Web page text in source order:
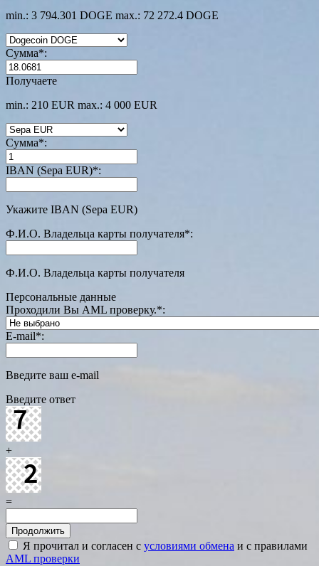
min.: 3 794.301 DOGE max.: 72 272.4 DOGE
Сумма*:
Получаете
min.: 210 EUR max.: 4 000 EUR
Сумма*:
IBAN (Sepa EUR)*:
Укажите IBAN (Sepa EUR)
Ф.И.О. Владельца карты получателя*:
Ф.И.О. Владельца карты получателя
Персональные данные
Проходили Вы AML проверку.*:
E-mail*:
Введите ваш e-mail
Введите ответ
+
=
Я прочитал и согласен с условиями обмена и с правилами
AML проверки